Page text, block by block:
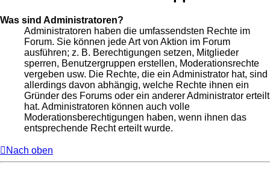
Was sind Administratoren?
Administratoren haben die umfassendsten Rechte im
Forum. Sie können jede Art von Aktion im Forum
ausführen; z. B. Berechtigungen setzen, Mitglieder
sperren, Benutzergruppen erstellen, Moderationsrechte
vergeben usw. Die Rechte, die ein Administrator hat, sind
allerdings davon abhängig, welche Rechte ihnen ein
Gründer des Forums oder ein anderer Administrator erteilt
hat. Administratoren können auch volle
Moderationsberechtigungen haben, wenn ihnen das
entsprechende Recht erteilt wurde.
Nach oben